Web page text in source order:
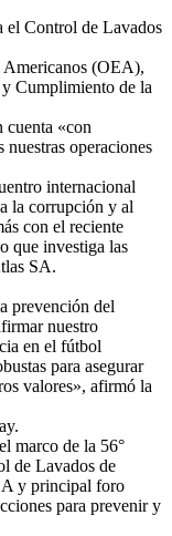
el Control de Lavados
Americanos (OEA),
Cumplimiento de la
cuenta «con
nuestras operaciones
internacional
la corrupción y al
con el reciente
que investiga las
SA.
prevención del
nuestro
en el fútbol
para asegurar
valores», afirmó la
marco de la 56°
de Lavados de
y principal foro
para prevenir y